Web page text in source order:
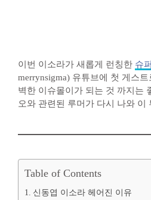
이번 이소라가 새롭게 런칭한 슈
merrynsigma) 유튜브에 첫 게스
벽한 이슈몰이가 되는 것 까지는
오와 관련된 루머가 다시 나와 이
Table of Contents
신동엽 이소라 헤어진 이유